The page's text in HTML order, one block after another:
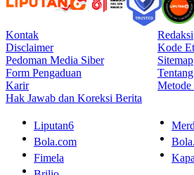
Kontak
Redaksi
Disclaimer
Kode
Pedoman Media Siber
Sitemap
Form Pengaduan
Karir
Metode
Hak Jawab dan Koreksi Berita
Liputan6
Bola.com
Fimela